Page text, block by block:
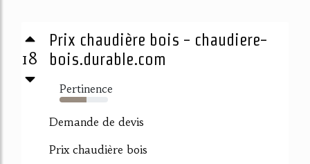
18
Prix chaudière bois - chaudiere-
bois.durable.com
Pertinence
55%
Demande de devis
Prix chaudière bois